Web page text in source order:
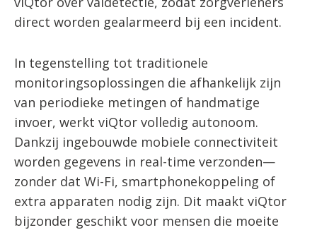
direct worden gealarmeerd bij een incident.
In tegenstelling tot traditionele
monitoringsoplossingen die afhankelijk zijn
van periodieke metingen of handmatige
invoer, werkt viQtor volledig autonoom.
Dankzij ingebouwde mobiele connectiviteit
worden gegevens in real-time verzonden—
zonder dat Wi-Fi, smartphonekoppeling of
extra apparaten nodig zijn. Dit maakt viQtor
bijzonder geschikt voor mensen die moeite